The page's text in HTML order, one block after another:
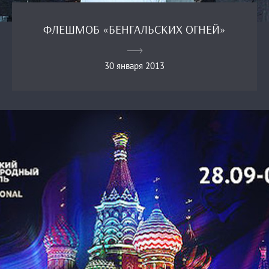
ФЛЕШМОБ «БЕНГАЛЬСКИХ ОГНЕЙ»
30 января 2013